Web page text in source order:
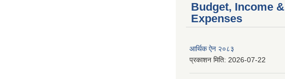
Budget, Income &
Expenses
आर्थिक ऐन २०८३
प्रकाशन मिति: 2026-07-22